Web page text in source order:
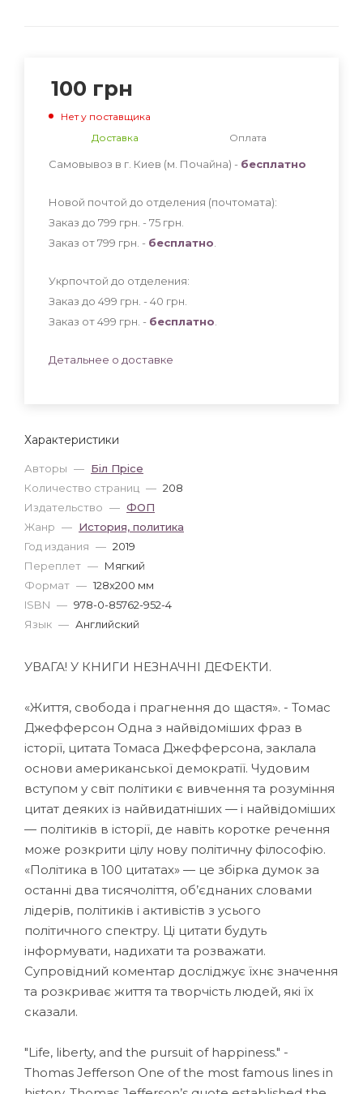
Характеристики
Авторы — Біл Прісе
Количество страниц — 208
Издательство — ФОП
Жанр — История, политика
Год издания — 2019
Переплет — Мягкий
Формат — 128x200 мм
ISBN — 978-0-85762-952-4
Язык — Английский
100 грн
Нет у поставщика
Доставка
Оплата
Самовывоз в г. Киев (м. Почайна) - бесплатно
Новой почтой до отделения (почтомата):
Заказ до 799 грн. - 75 грн
Заказ от 799 грн. - бесплатно
Укрпочтой до отделения:
Заказ до 499 грн. - 40 грн
Заказ от 499 грн. - бесплатно
Детальнее о доставке
УВАГА! У КНИГИ НЕЗНАЧНІ ДЕФЕКТИ.
«Життя, свобода і прагнення до щастя». - Томас
Джефферсон Одна з найвідоміших фраз в
історії, цитата Томаса Джефферсона, заклала
основи американської демократії. Чудовим
вступом у світ політики є вивчення та розуміння
цитат деяких із найвидатніших — і найвідоміших
— політиків в історії, де навіть коротке речення
може розкрити цілу нову політичну філософію.
«Політика в 100 цитатах» — це збірка думок за
останні два тисячоліття, об’єднаних словами
лідерів, політиків і активістів з усього
політичного спектру. Ці цитати будуть
інформувати, надихати та розважати.
Супровідний коментар досліджує їхнє значення
та розкриває життя та творчість людей, які їх
сказали.
"Life, liberty, and the pursuit of happiness." -
Thomas Jefferson One of the most famous lines in